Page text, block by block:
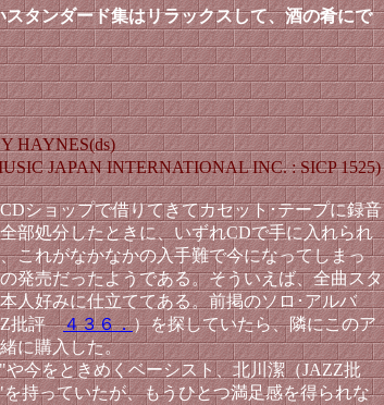
スタンダード集はリラックスして、酒の肴にで
HAYNES(ds)
JAPAN INTERNATIONAL INC. : SICP 1525)
ショップで借りてきてカセット･テープに録音
部処分したときに、いずれCDで手に入れられ
これがなかなかの入手難で今になってしまっ
発売だったようである。そういえば、全曲スタ
人好みに仕立ててある。前掲のソロ･アルバ
批評４３６．）を探していたら、隣にこのア
に購入した。
今をときめくベーシスト、北川潔（JAZZ批
持っていたが、もうひとつ満足感を得られな